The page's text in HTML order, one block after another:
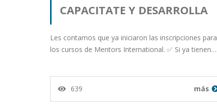
CAPACITATE Y DESARROLLA
Publicado por orlando salazar
de Guatemala en 12-03-26
Les contamos que ya iniciaron las inscripciones para
los cursos de Mentors International. ✅ Si ya tienen…
639 más